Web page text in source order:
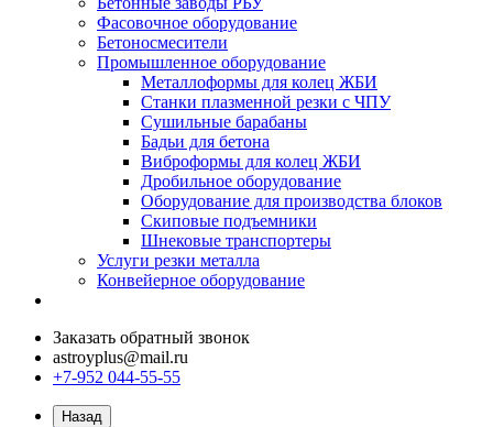
Фасовочное оборудование
Бетоносмесители
Промышленное оборудование
Металлоформы для колец ЖБИ
Станки плазменной резки с ЧПУ
Сушильные барабаны
Бадьи для бетона
Виброформы для колец ЖБИ
Дробильное оборудование
Оборудование для производства блоков
Скиповые подъемники
Шнековые транспортеры
Услуги резки металла
Конвейерное оборудование
Заказать обратный звонок
astroyplus@mail.ru
+7-952 044-55-55
Назад